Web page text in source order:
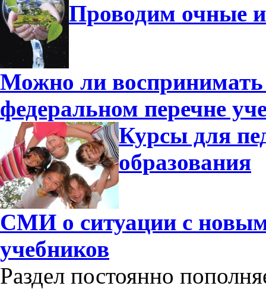
Проводим очные
Можно ли
федеральном перечне
Курсы для
образования
СМИ о ситуации с
учебников
Раздел постоянно